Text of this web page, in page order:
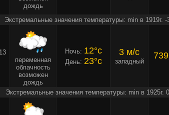
дождь
Экстремальные значения температуры: min в 1919г.
переменная
облачность
возможен
дождь
Ночь: 12°c
День: 23°c
3 м/c
западный
739
Экстремальные значения температуры: min в 1925г.